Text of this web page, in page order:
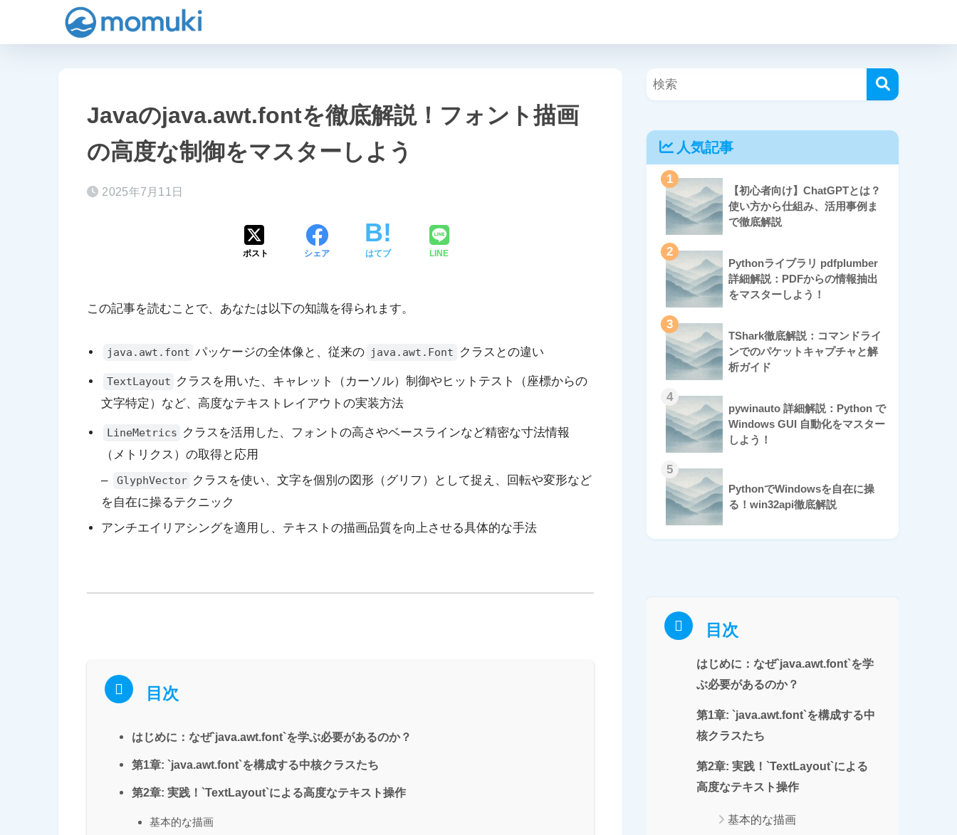
Javaのjava.awt.fontを徹底解説！フォント描画
の高度な制御をマスターしよう
2025年7月11日
ポスト シェア はてブ LINE
この記事を読むことで、あなたは以下の知識を得られます。
java.awt.font パッケージの全体像と、従来の java.awt.Font クラスとの違い
TextLayout クラスを用いた、キャレット（カーソル）制御やヒットテスト（座標からの
文字特定）など、高度なテキストレイアウトの実装方法
LineMetrics クラスを活用した、フォントの高さやベースラインなど精密な寸法情報
（メトリクス）の取得と応用
–
GlyphVector クラスを使い、文字を個別の図形（グリフ）として捉え、回転や変形など
を自在に操るテクニック
アンチエイリアシングを適用し、テキストの描画品質を向上させる具体的な手法
目次
はじめに：なぜ`java.awt.font`を学ぶ必要があるのか？
第1章: `java.awt.font`を構成する中核クラスたち
第2章: 実践！`TextLayout`による高度なテキスト操作
基本的な描画
人気記事
1
【初心者向け】ChatGPTとは？
使い方から仕組み、活用事例ま
で徹底解説
2
Pythonライブラリ pdfplumber
詳細解説：PDFからの情報抽出
をマスターしよう！
3
TShark徹底解説：コマンドライ
ンでのパケットキャプチャと解
析ガイド
4
pywinauto 詳細解説：Python で
Windows GUI 自動化をマスター
しよう！
5
PythonでWindowsを自在に操
る！win32api徹底解説
目次
はじめに：なぜ`java.awt.font`を学
ぶ必要があるのか？
第1章: `java.awt.font`を構成する中
核クラスたち
第2章: 実践！`TextLayout`による
高度なテキスト操作
基本的な描画